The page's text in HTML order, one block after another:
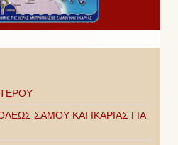
ΣΑΜΟΥ ΚΑΙ ΙΚΑΡΙΑΣ ΓΙΑ